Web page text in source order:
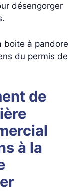
désengorger
boite à pandore
du permis de
de
à la